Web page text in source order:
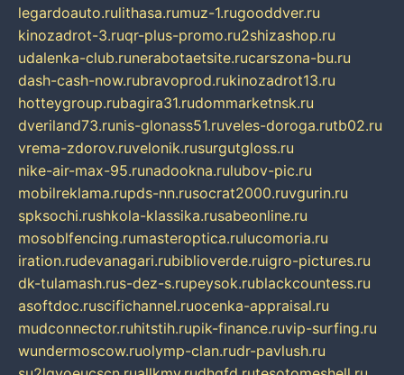
legardoauto.rulithasa.rumuz-1.rugooddver.ru
kinozadrot-3.ruqr-plus-promo.ru2shizashop.ru
udalenka-club.runerabotaetsite.rucarszona-bu.ru
dash-cash-now.rubravoprod.rukinozadrot13.ru
hotteygroup.rubagira31.rudommarketnsk.ru
dveriland73.runis-glonass51.ruveles-doroga.rutb02.ru
vrema-zdorov.ruvelonik.rusurgutgloss.ru
nike-air-max-95.runadookna.rulubov-pic.ru
mobilreklama.rupds-nn.rusocrat2000.ruvgurin.ru
spksochi.rushkola-klassika.rusabeonline.ru
mosoblfencing.rumasteroptica.rulucomoria.ru
iration.rudevanagari.rubiblioverde.ruigro-pictures.ru
dk-tulamash.rus-dez-s.rupeysok.rublackcountess.ru
asoftdoc.ruscifichannel.ruocenka-appraisal.ru
mudconnector.ruhitstih.rupik-finance.ruvip-surfing.ru
wundermoscow.ruolymp-clan.rudr-pavlush.ru